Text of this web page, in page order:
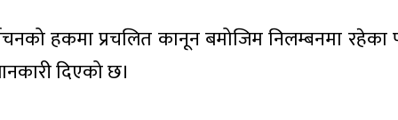
हकमा प्रचलित कानून बमोजिम निलम्बनमा रहेका
दिएको छ।